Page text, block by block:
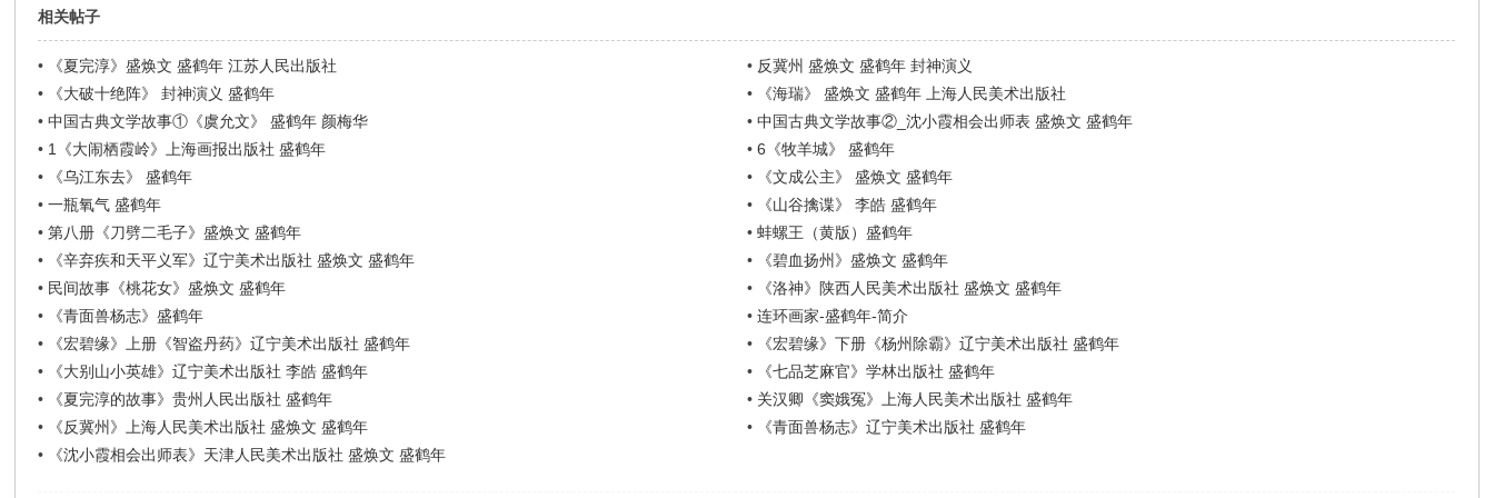
相关帖子
• 《夏完淳》盛焕文 盛鹤年 江苏人民出版社 • 反冀州 盛焕文 盛鹤年 封神演义
•
《大破十绝阵》 封神演义 盛鹤年 •
《海瑞》 盛焕文 盛鹤年 上海人民美术出版社
•中国古典文学故事①《虞允文》 盛鹤年 颜梅华 • 中国古典文学故事②_沈小霞相会出师表 盛焕文 盛鹤年
• 1《大闹栖霞岭》上海画报出版社 盛鹤年 • 6《牧羊城》 盛鹤年
•
《乌江东去》 盛鹤年 •
《文成公主》 盛焕文 盛鹤年
•一瓶氧气 盛鹤年 •
《山谷擒谍》 李皓 盛鹤年
•第八册《刀劈二毛子》盛焕文 盛鹤年 • 蚌螺王（黄版）盛鹤年
•
《辛弃疾和天平义军》辽宁美术出版社 盛焕文 盛鹤年 •
《碧血扬州》盛焕文 盛鹤年
• 民间故事《桃花女》盛焕文 盛鹤年 •
《洛神》陕西人民美术出版社 盛焕文 盛鹤年
•
《青面兽杨志》盛鹤年 • 连环画家-盛鹤年-简介
•
《宏碧缘》上册《智盗丹药》辽宁美术出版社 盛鹤年 •
《宏碧缘》下册《杨州除霸》辽宁美术出版社 盛鹤年
•
《大别山小英雄》辽宁美术出版社 李皓 盛鹤年 •
《七品芝麻官》学林出版社 盛鹤年
•
《夏完淳的故事》贵州人民出版社 盛鹤年 • 关汉卿《窦娥冤》上海人民美术出版社 盛鹤年
•
《反冀州》上海人民美术出版社 盛焕文 盛鹤年 •
《青面兽杨志》辽宁美术出版社 盛鹤年
•
《沈小霞相会出师表》天津人民美术出版社 盛焕文 盛鹤年